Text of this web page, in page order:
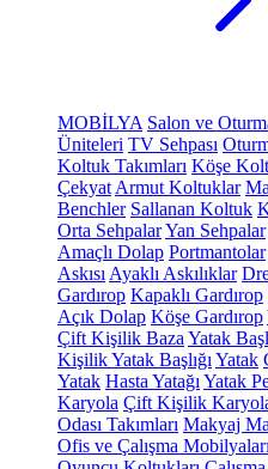
MOBİLYA Salon ve
Üniteleri TV Sehpası
Koltuk Takımları Köşe
Çekyat Armut Koltuklar
Benchler Sallanan Koltuk
Orta SehpalarYan Sehpalar
Amaçlı Dolap Portmantolar
Askısı Ayaklı Askılıklar
Gardırop Kapaklı Gardırop
Açık Dolap Köşe Gardırop
Çift Kişilik Baza Yatak
Kişilik Yatak Başlığı Yatak
Yatak Hasta Yatağı Yatak
Karyola Çift Kişilik
Odası Takımları Makyaj
Ofis ve Çalışma Mobilyaları